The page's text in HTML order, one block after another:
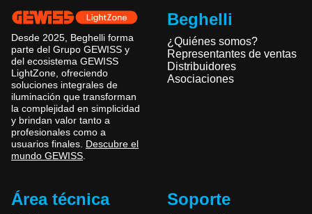
Desde 2025, Beghelli forma
parte del Grupo GEWISS y
del ecosistema GEWISS
LightZone, ofreciendo
soluciones integrales de
iluminación que transforman
la complejidad en simplicidad
y brindan valor tanto a
profesionales como a
usuarios finales. Descubre el
mundo GEWISS.
Beghelli
¿Quiénes somos?
Representantes de ventas
Distribuidores
Asociaciones
Área técnica Soporte